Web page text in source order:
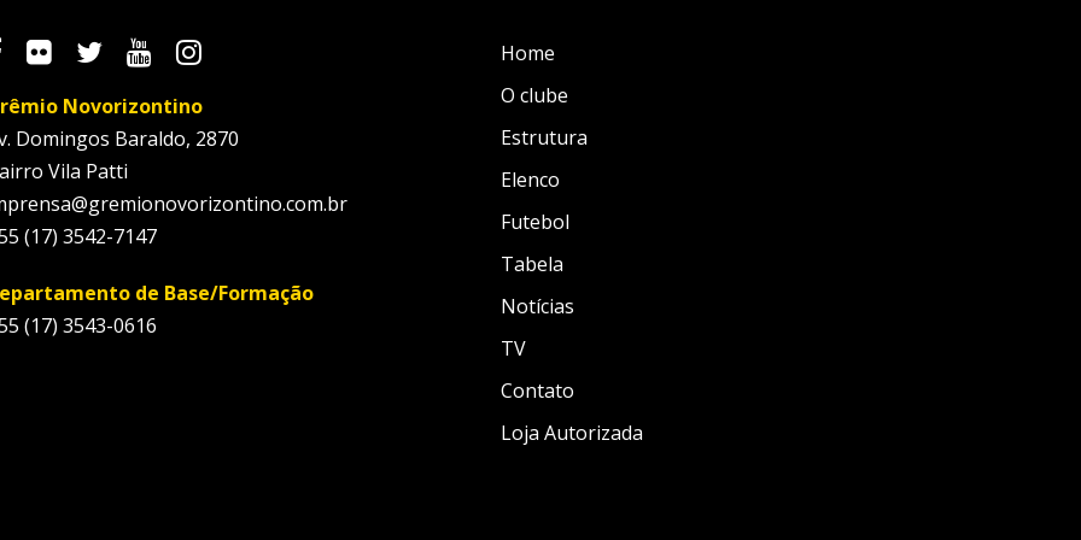
Novorizontino
Domingos Baraldo, 2870
Vila Patti
(17) 3542-7147
de Base/Formação
(17) 3543-0616
Home
O clube
Estrutura
Elenco
Futebol
Tabela
Notícias
TV
Contato
Loja Autorizada